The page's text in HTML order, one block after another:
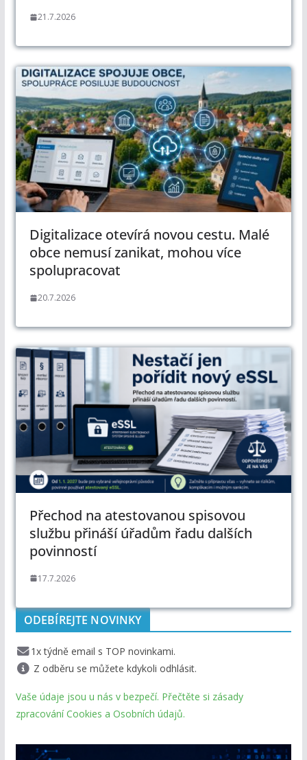
21.7.2026
Digitalizace otevírá novou cestu. Malé
obce nemusí zanikat, mohou více
spolupracovat
20.7.2026
Přechod na atestovanou spisovou
službu přináší úřadům řadu dalších
povinností
17.7.2026
ODEBÍREJTE NOVINKY
1x týdně email s TOP novinkami.
Z odběru se můžete kdykoli odhlásit.
Vaše údaje jsou u nás v bezpečí. Přečtěte si zásady
zpracování Cookies a Osobních údajů.